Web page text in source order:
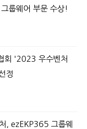
룹웨어 부문 수상!
회 '2023 우수벤처
정
, ezEKP365 그룹웨